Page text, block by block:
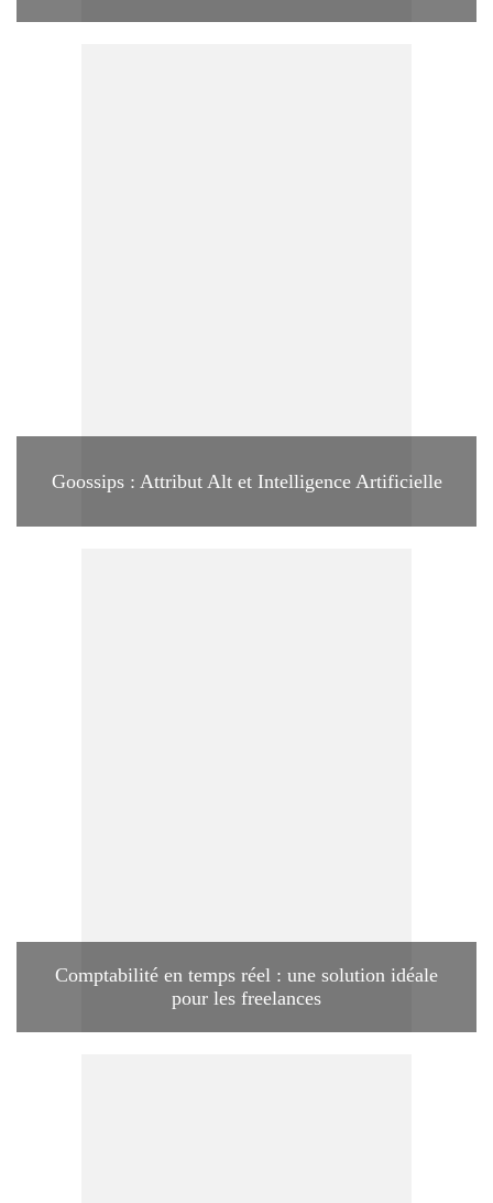
Goossips : Attribut Alt et Intelligence Artificielle
Comptabilité en temps réel : une solution idéale
pour les freelances